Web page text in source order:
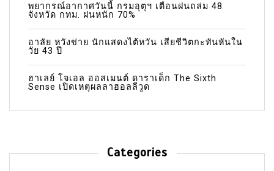
พยากรณ์อากาศวันนี้ กรมอุตุฯ เตือนฝนถล่ม 48
จังหวัด กทม. ฝนหนัก 70%
อาลัย หวังข่าย นักแสดงไต้หวัน เสียชีวิตกะทันหันใน
วัย 43 ปี
ฮาเลย์ โจเอล ออสเมนต์ ดาราเด็ก The Sixth
Sense เปิดเหตุผลลาฮอลลีวูด
Categories